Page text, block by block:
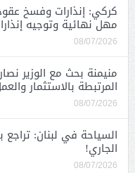
كركي: إنذارات وفسخ
مهل نهائية وتوجيه
08/07/2026
منيمنة بحث مع الوزير
المرتبطة بالاستثمار
08/07/2026
السياحة في لبنان:
الجاري!
08/07/2026